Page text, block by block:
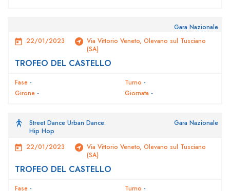
Gara Nazionale
22/01/2023
Via Vittorio Veneto, Olevano sul Tusciano
(SA)
TROFEO DEL CASTELLO
Fase - Turno -
Girone - Giornata -
Street Dance Urban Dance:
Hip Hop
Gara Nazionale
22/01/2023
Via Vittorio Veneto, Olevano sul Tusciano
(SA)
TROFEO DEL CASTELLO
Fase - Turno -